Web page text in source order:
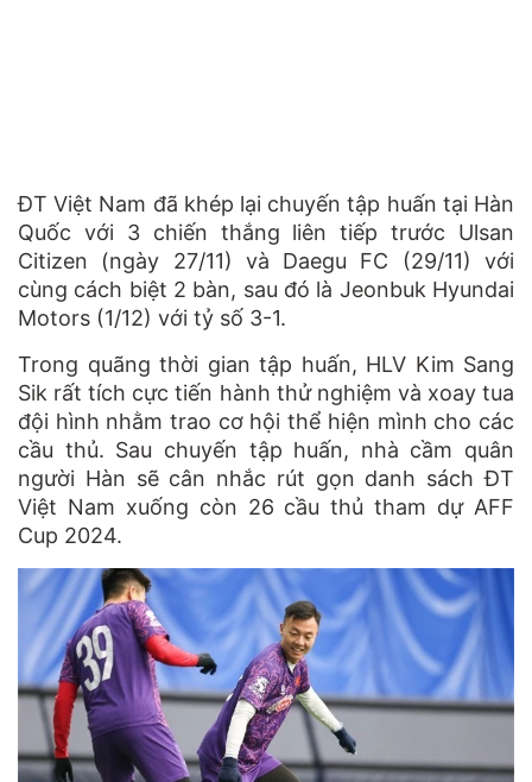
ĐT Việt Nam đã khép lại chuyến tập huấn tại Hàn
Quốc với 3 chiến thắng liên tiếp trước Ulsan
Citizen (ngày 27/11) và Daegu FC (29/11) với
cùng cách biệt 2 bàn, sau đó là Jeonbuk Hyundai
Motors (1/12) với tỷ số 3-1.
Trong quãng thời gian tập huấn, HLV Kim Sang
Sik rất tích cực tiến hành thử nghiệm và xoay tua
đội hình nhằm trao cơ hội thể hiện mình cho các
cầu thủ. Sau chuyến tập huấn, nhà cầm quân
người Hàn sẽ cân nhắc rút gọn danh sách ĐT
Việt Nam xuống còn 26 cầu thủ tham dự AFF
Cup 2024.